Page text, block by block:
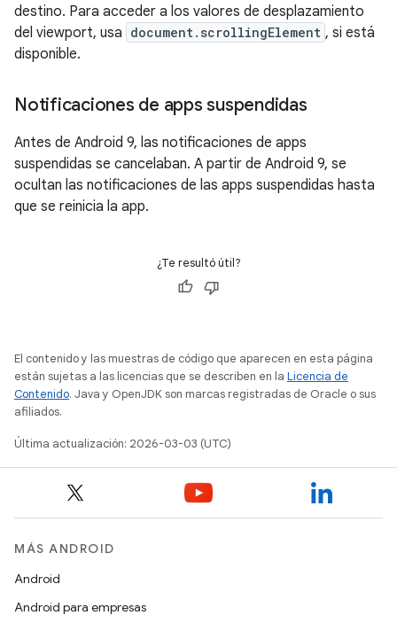
destino. Para acceder a los valores de desplazamiento
del viewport, usa document.scrollingElement , si está
disponible.
Notificaciones de apps suspendidas
Antes de Android 9, las notificaciones de apps
suspendidas se cancelaban. A partir de Android 9, se
ocultan las notificaciones de las apps suspendidas hasta
que se reinicia la app.
¿Te resultó útil?
El contenido y las muestras de código que aparecen en esta página
están sujetas a las licencias que se describen en la Licencia de
Contenido. Java y OpenJDK son marcas registradas de Oracle o sus
afiliados.
Última actualización: 2026-03-03 (UTC)
MÁS ANDROID
Android
Android para empresas